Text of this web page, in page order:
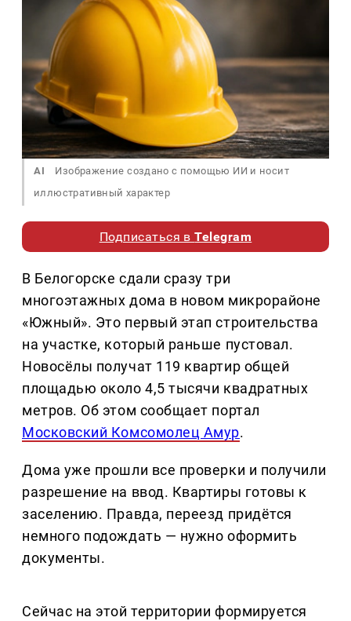
AI
Изображение создано с помощью ИИ и носит
иллюстративный характер
Подписаться вTelegram
В Белогорске сдали сразу три
многоэтажных дома в новом микрорайоне
«Южный». Это первый этап строительства
на участке, который раньше пустовал.
Новосёлы получат 119 квартир общей
площадью около 4,5 тысячи квадратных
метров. Об этом сообщает портал
Московский Комсомолец Амур.
Дома уже прошли все проверки и получили
разрешение на ввод. Квартиры готовы к
заселению. Правда, переезд придётся
немного подождать — нужно оформить
документы.
Сейчас на этой территории формируется